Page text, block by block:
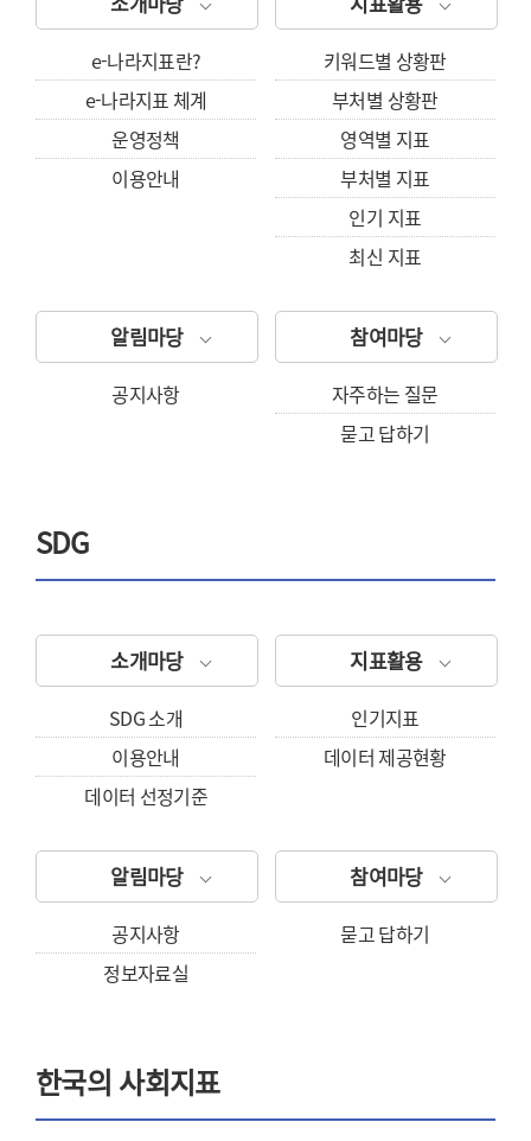
e-나라지표란?
e-나라지표 체계
운영정책
이용안내
키워드별 상황판
부처별 상황판
영역별 지표
부처별 지표
인기 지표
최신 지표
알림마당
공지사항
참여마당
자주하는 질문
묻고 답하기
SDG
소개마당
SDG 소개
이용안내
데이터 선정기준
지표활용
인기지표
데이터 제공현황
알림마당
공지사항
정보자료실
참여마당
묻고 답하기
한국의 사회지표